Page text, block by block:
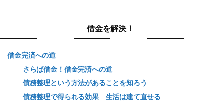
借金を解決！
借金完済への道
さらば借金！借金完済への道
債務整理という方法があることを知ろう
債務整理で得られる効果 生活は建て直せる